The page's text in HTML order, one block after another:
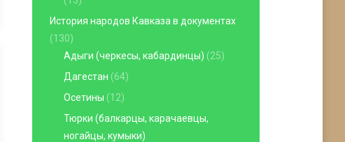
История народов Кавказа в документах
(130)
Адыги (черкесы, кабардинцы) (25)
Дагестан (64)
Осетины (12)
Тюрки (балкарцы, карачаевцы,
ногайцы, кумыки)